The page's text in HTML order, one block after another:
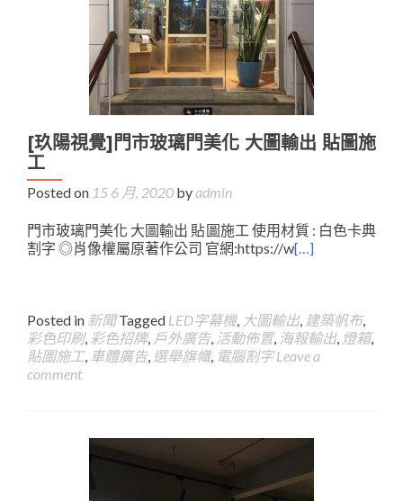
[玖陽視覺]門市玻璃門美化 大圖輸出 貼圖施
工
Posted on 15 6 月, 2020 byadmin
門市玻璃門美化 大圖輸出 貼圖施工 使用材質 : 白色卡典
割字 ◎肖像權屬原著作公司 官網:https://w[…]
Posted in 新聞 Tagged LED字幕機, 大圖輸出, 建築帆布,
彩色印刷, 彩色招牌, 戶外廣告, 活動佈置, 海報輸出, 燈箱,
貼圖施工, 車體廣告, 選舉旗幟, 電腦割字 Leave a
comment